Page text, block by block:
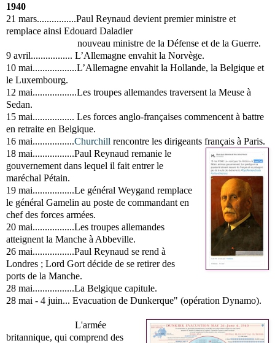
1940
21 mars................Paul Reynaud devient premier ministre et
remplace ainsi Edouard Daladier
nouveau ministre de la Défense et de la Guerre.
9 avril................. L’Allemagne envahit la Norvège.
10 mai..................L’Allemagne envahit la Hollande, la Belgique et
le Luxembourg.
12 mai..................Les troupes allemandes traversent la Meuse à
Sedan.
15 mai................. Les forces anglo-françaises commencent à battre
en retraite en Belgique.
16 mai.................Churchill rencontre les dirigeants français à Paris.
18 mai.................Paul Reynaud remanie le
gouvernement dans lequel il fait entrer le
maréchal Pétain.
19 mai.................Le général Weygand remplace
le général Gamelin au poste de commandant en
chefdes forces armées.
20 mai.................Les troupes allemandes
atteignent la Manche à Abbeville.
26 mai.................Paul Reynaud se rend à
Londres ; Lord Gort décide de se retirer des
ports de la Manche.
28 mai.................La Belgique capitule.
28 mai - 4 juin... Evacuation de Dunkerque" (opération Dynamo).
L'armée
britannique, qui comprend des